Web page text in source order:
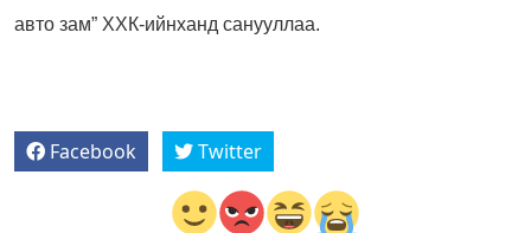
авто зам” ХХК-ийнханд санууллаа.
Facebook Twitter